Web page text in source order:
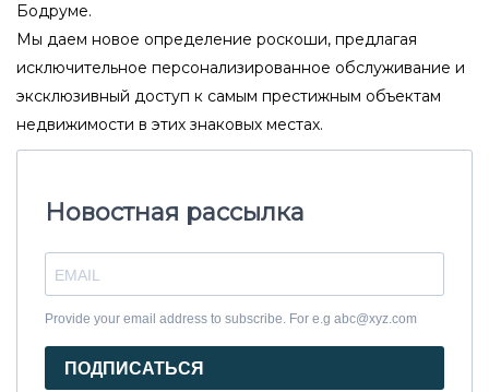
Бодруме.
Мы даем новое определение роскоши, предлагая
исключительное персонализированное обслуживание и
эксклюзивный доступ к самым престижным объектам
недвижимости в этих знаковых местах.
Новостная рассылка
Provide your email address to subscribe. For e.g abc@xyz.com
ПОДПИСАТЬСЯ